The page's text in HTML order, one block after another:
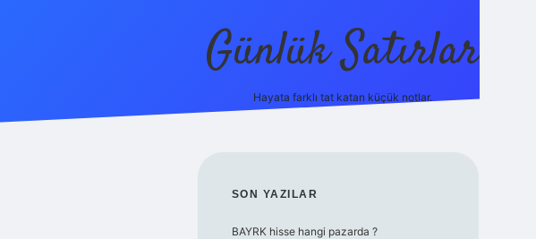
Günlük Satırlar
Hayata farklı tat katan küçük notlar.
SIDEBAR
SON YAZILAR
BAYRK hisse hangi pazarda ?